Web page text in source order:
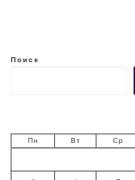
Поиск
Пн Вт Ср